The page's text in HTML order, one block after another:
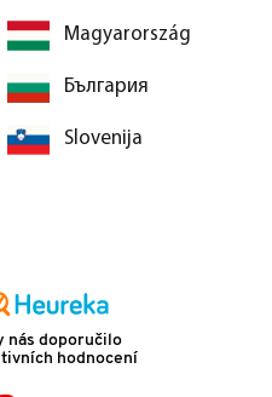
Magyarország
България
Slovenija
nás doporučilo
hodnocení